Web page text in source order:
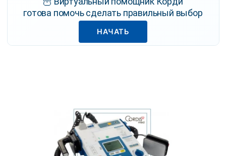
готова помочь сделать правильный выбор
НАЧАТЬ